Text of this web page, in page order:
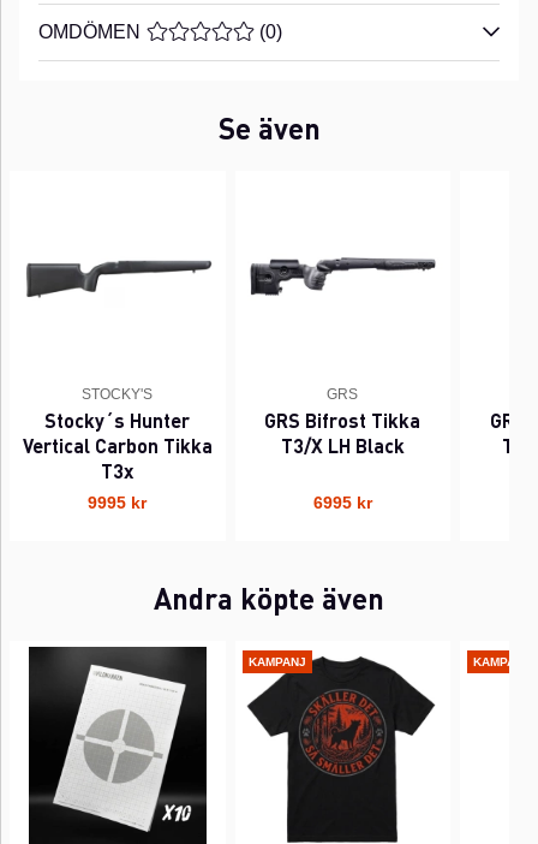
OMDÖMEN MEDELBETYG 0 AV 5 ANTAL BETYG 0
(0)
Se även
STOCKY'S
Stocky´s Hunter
Vertical Carbon Tikka
T3x
9995 kr
GRS
GRS Bifrost Tikka
T3/X LH Black
6995 kr
T3/
Andra köpte även
KAMPANJ KAMPANJ